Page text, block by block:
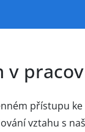
přístupu
vztahu s